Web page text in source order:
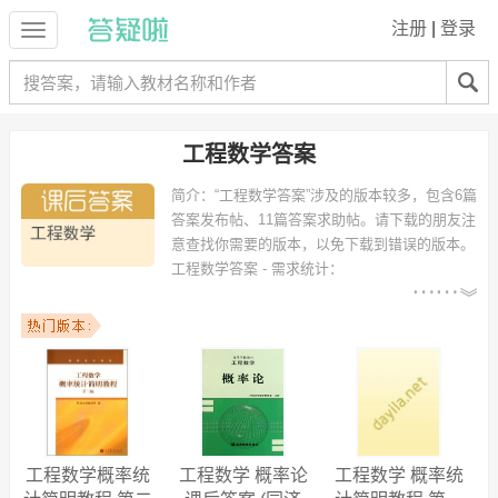
注册 登录
工程数学答案
简介： “工程数学答案”涉及的版本较多，包含6篇
答案发布帖、11篇答案求助帖。请下载的朋友注
意查找你需要的版本，以免下载到错误的版本。
工程数学答案 - 需求统计：
：电气工程及其自动化、电子信息工
程、通信工程、数学与应用数学、机械设计制造及其自动化、土木工
程、电子科学与技术、电气工程、测控技术与仪器、计算机科学与技术
等专业。
以下学校的同学下载过
工程数学答案：河南理工大学、广东工业大学、
天津理工大学、西南大学、福建师范大学、仰恩大学、同济大学、湘潭
大学、浙江工业大学、天津大学 等。
工程数学概率统
工程数学 概率论
工程数学 概率统